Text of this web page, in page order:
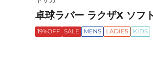
卓球ラバー ラクザX ソ
19%OFF SALE MENS LADIES KIDS